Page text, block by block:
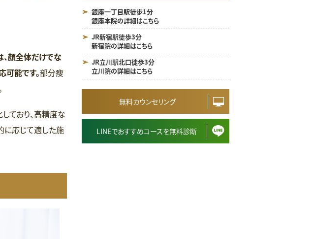
、顔全体だけでな
可能です。部分痩
ており、高精度な
に応じて適した施
銀座一丁目駅徒歩1分
銀座本院の詳細はこちら
JR新宿駅徒歩3分
新宿院の詳細はこちら
JR立川駅北口徒歩3分
立川院の詳細はこちら
無料カウンセリング
LINEでおすすめコースを無料診断